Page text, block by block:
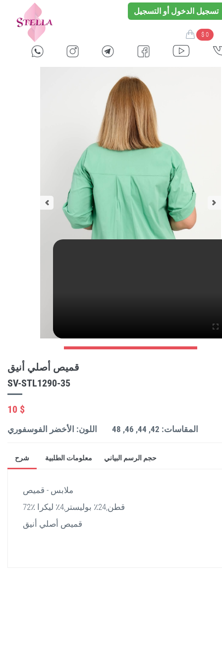
تسجيل الدخول أو التسجيل
$ 0
قميص أصلي أنيق
SV-STL1290-35
10 $
اللون: الأخضر الفوسفوري المقاسات: 42, 44, 46, 48
شرح معلومات الطلبية حجم الرسم البياني
ملابس - قميص
72٪ قطن,24٪ بوليستر,4٪ ليكرا
قميص أصلي أنيق